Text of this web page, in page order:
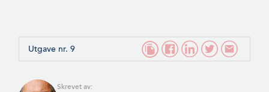
Utgave nr. 9
Skrevet av: